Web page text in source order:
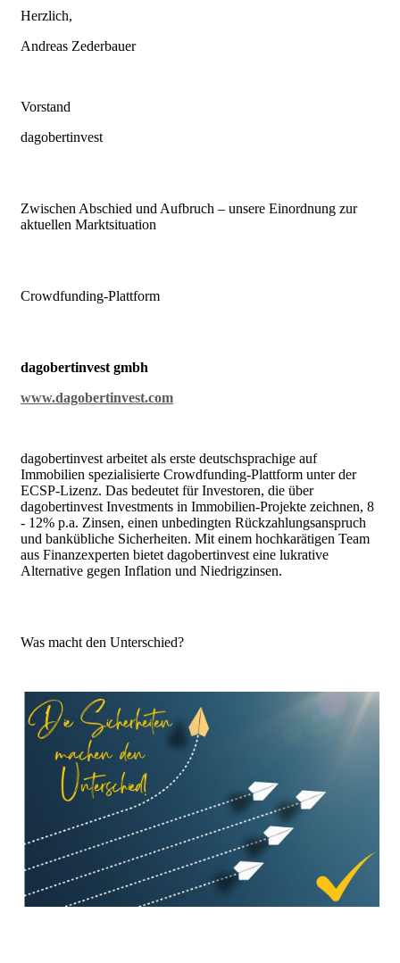
Herzlich,
Andreas Zederbauer
Vorstand
dagobertinvest
Zwischen Abschied und Aufbruch – unsere Einordnung zur
aktuellen Marktsituation
Crowdfunding-Plattform
dagobertinvest gmbh
www.dagobertinvest.com
dagobertinvest arbeitet als erste deutschsprachige auf
Immobilien spezialisierte Crowdfunding-Plattform unter der
ECSP-Lizenz. Das bedeutet für Investoren, die über
dagobertinvest Investments in Immobilien-Projekte zeichnen, 8
- 12% p.a. Zinsen, einen unbedingten Rückzahlungsanspruch
und bankübliche Sicherheiten. Mit einem hochkarätigen Team
aus Finanzexperten bietet dagobertinvest eine lukrative
Alternative gegen Inflation und Niedrigzinsen.
Was macht den Unterschied?